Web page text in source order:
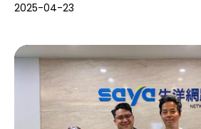
2025-04-23